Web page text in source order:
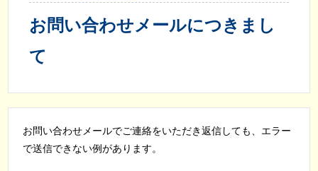
お問い合わせメールにつきまし
て
お問い合わせメールでご連絡をいただき返信しても、エラー
で送信できない例があります。